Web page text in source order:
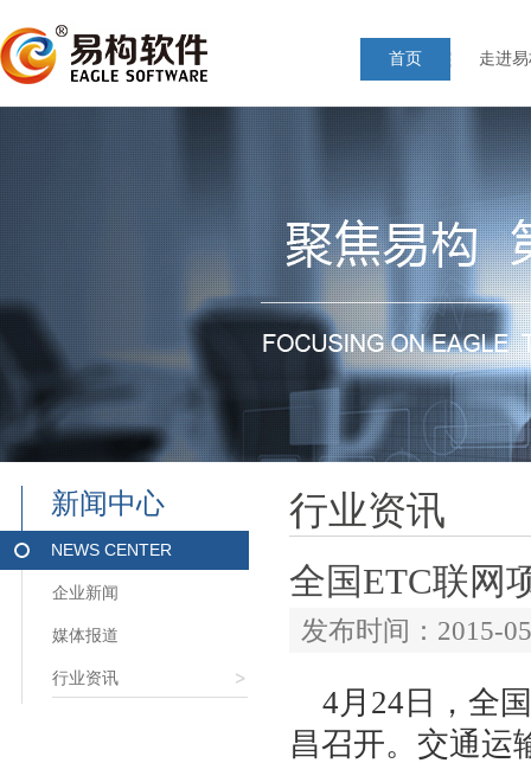
首页 走进
新闻中心
NEWS CENTER
企业新闻
媒体报道
行业资讯
行业资讯
全国ETC联网
发布时间：
4月24日，全
昌召开。交通运